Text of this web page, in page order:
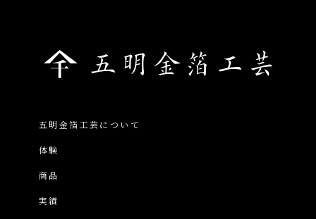
五明金箔工芸について
体験
商品
実績